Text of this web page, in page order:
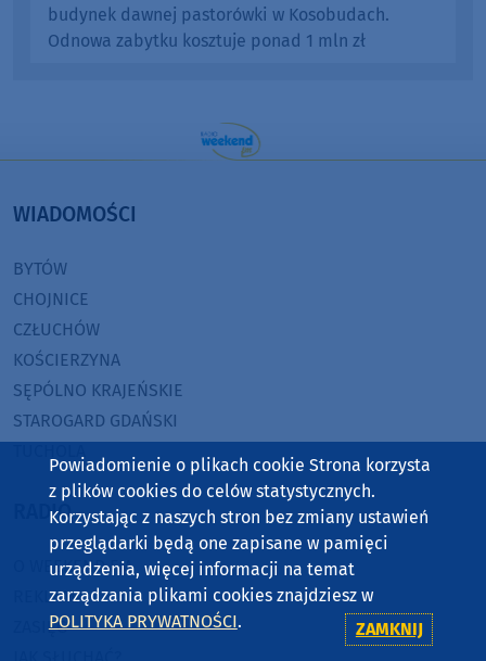
budynek dawnej pastorówki w Kosobudach.
Odnowa zabytku kosztuje ponad 1 mln zł
WIADOMOŚCI
BYTÓW
CHOJNICE
CZŁUCHÓW
KOŚCIERZYNA
SĘPÓLNO KRAJEŃSKIE
STAROGARD GDAŃSKI
RADIO
O WEEKEND FM
REKLAMA
ZASIĘG
Powiadomienie o plikach cookie Strona korzysta
z plików cookies do celów statystycznych.
Korzystając z naszych stron bez zmiany ustawień
przeglądarki będą one zapisane w pamięci
urządzenia, więcej informacji na temat
zarządzania plikami cookies znajdziesz w
POLITYKA PRYWATNOŚCI. ZAMKNIJ